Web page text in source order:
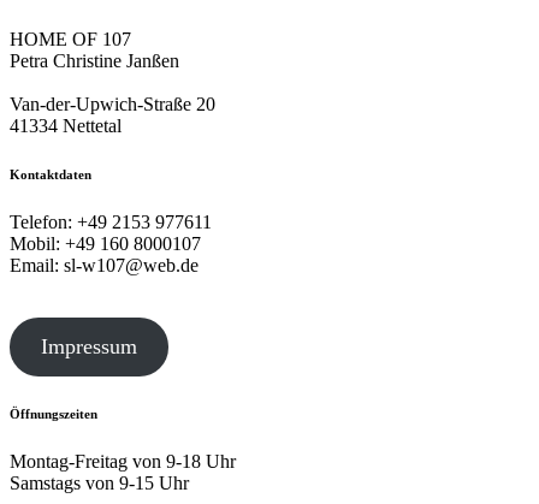
HOME OF 107
Petra Christine Janßen
Van-der-Upwich-Straße 20
41334 Nettetal
Kontaktdaten
Telefon: +49 2153 977611
Mobil: +49 160 8000107
Email: sl-w107@web.de
Impressum
Öffnungszeiten
Montag-Freitag von 9-18 Uhr
Samstags von 9-15 Uhr